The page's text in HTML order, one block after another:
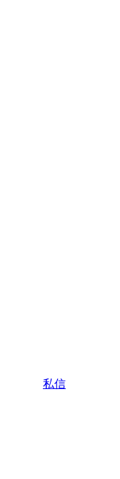
私信